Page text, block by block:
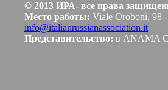
© 2013 ИРА- все права
Место работы: Viale Oroboni, 98
info@italianrussianassociation.it
Представительство: в ANAMA